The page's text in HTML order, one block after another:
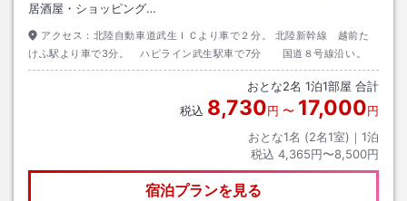
居酒屋・ショッピング…
アクセス： 北陸自動車道武生ＩＣより車で２分。 北陸新幹線 越前た
けふ駅より車で3分。 ハピライン武生駅車で7分 国道８号線沿い。
おとな2名 1泊1部屋 合計
税込 8,730円 〜 17,000円
おとな1名 (2名1室)｜ 1泊
税込 4,365円〜8,500円
宿泊プランを見る